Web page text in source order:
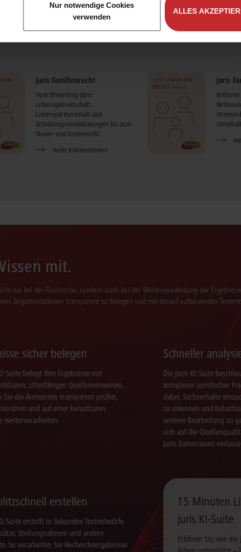
Nur notwendige Cookies
verwenden
ALLES
juris Familienrecht
Vom Ehevertrag über
Lebensgemeinschaft,
Lebenspartnerschaft und
Scheidungsvereinbarungen bis zum
Steuer- und Kostenrecht.
mehr Informationen
juris
mit.
nur bei der Recherche, sondern auch bei der Weiterverarbeitung der
Argumentationen transparent zu belegen und mit darauf aufbauenden
sicher belegen
Suite belegt ihre Ergebnisse mit
zitierfähigen Quellenverweisen.
Sie die Antworten transparent prüfen,
und auf einer belastbaren
weiterverarbeiten.
Schneller
Die juris KI-Suite
komplexer juristischer
dabei, Sachverhalte
zu erkennen und
weitere Bearbeitung zu
sich auf die
juris Datenraums
erstellen
Suite erstellt in Sekunden Textentwürfe
Stellungnahmen und andere
So verarbeiten Sie Rechercheergebnisse
15 Minuten
juris KI-Suite
Erfahren Sie, wie